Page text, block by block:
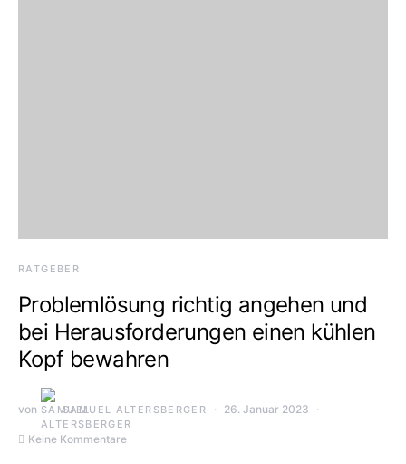
RATGEBER
Problemlösung richtig angehen und
bei Herausforderungen einen kühlen
Kopf bewahren
von SAMUEL ALTERSBERGER 26. Januar 2023
Keine Kommentare